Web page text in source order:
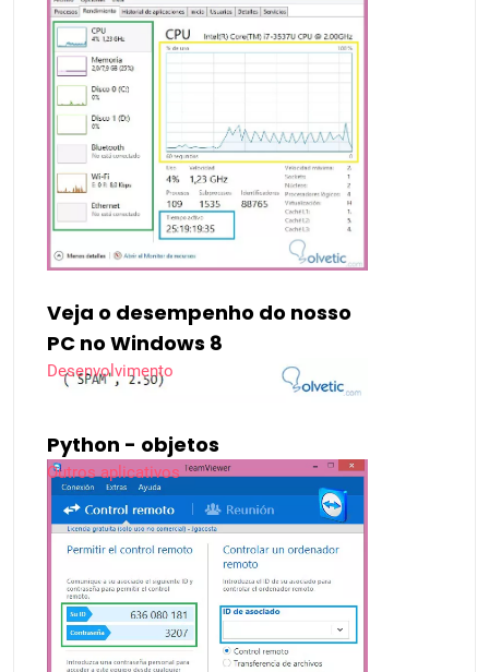
Veja o desempenho do nosso
PC no Windows 8
Desenvolvimento
Python - objetos
Outros aplicativos